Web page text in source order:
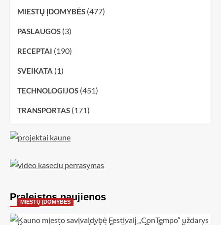
MIESTŲ ĮDOMYBĖS (477)
PASLAUGOS (3)
RECEPTAI (190)
SVEIKATA (1)
TECHNOLOGIJOS (451)
TRANSPORTAS (171)
Praleistos naujienos
MIESTŲ ĮDOMYBĖS